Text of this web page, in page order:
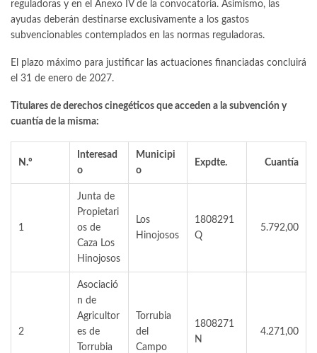
reguladoras y en el Anexo IV de la convocatoria. Asimismo, las
ayudas deberán destinarse exclusivamente a los gastos
subvencionables contemplados en las normas reguladoras.
El plazo máximo para justificar las actuaciones financiadas concluirá
el 31 de enero de 2027.
Titulares de derechos cinegéticos que acceden a la subvención y
cuantía de la misma:
N.º
Interesad
o
Municipi
o
Expdte. Cuantía
1
Junta de
Propietari
os de
Caza Los
Hinojosos
Los
Hinojosos
1808291
Q
5.792,00
2
Asociació
n de
Agricultor
es de
Torrubia
Torrubia
del
Campo
1808271
N
4.271,00